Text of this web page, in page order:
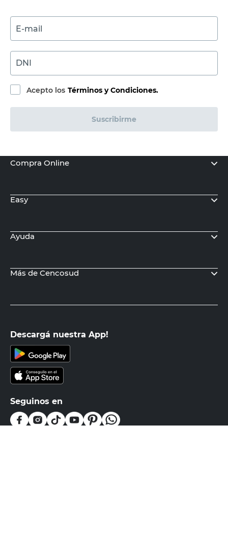
E-mail
DNI
Acepto los Términos y Condiciones.
Suscribirme
Compra Online
Easy
Ayuda
Más de Cencosud
Descargá nuestra App!
Seguinos en